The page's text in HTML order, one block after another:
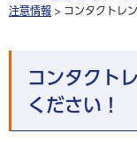
注意情報 > コンタクトレ
コンタクト
ください！